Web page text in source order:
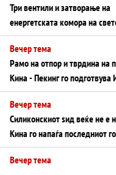
Три вентили и затворање на
енергетската комора на
во Суец најавува глобален
инфаркт?
Вечер тема
Рамо на отпор и тврдина на
Кина - Пекинг го подготвува
американска копнена
Вечер тема
Силиконскиот ѕид веќе не е
Кина го напаѓа последниот
монопол на Западот?
Вечер тема